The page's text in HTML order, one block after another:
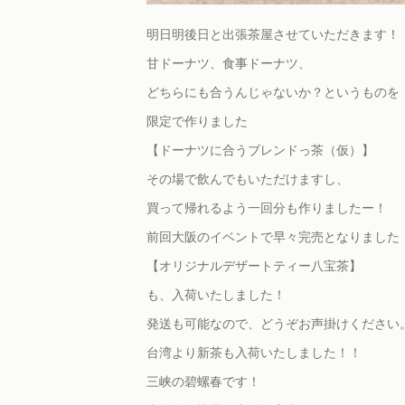
明日明後日と出張茶屋させていただきます！
甘ドーナツ、食事ドーナツ、
どちらにも合うんじゃないか？というものを
限定で作りました
【ドーナツに合うブレンドっ茶（仮）】
その場で飲んでもいただけますし、
買って帰れるよう一回分も作りましたー！
前回大阪のイベントで早々完売となりました
【オリジナルデザートティー八宝茶】
も、入荷いたしました！
発送も可能なので、どうぞお声掛けください
台湾より新茶も入荷いたしました！！
三峡の碧螺春です！